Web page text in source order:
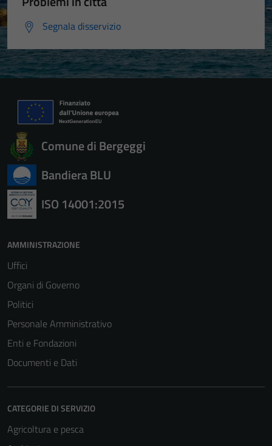
Segnala disservizio
Comune di Bergeggi
Bandiera BLU
ISO 14001:2015
AMMINISTRAZIONE
Uffici
Organi di Governo
Politici
Personale Amministrativo
Enti e Fondazioni
Documenti e Dati
CATEGORIE DI SERVIZIO
Agricoltura e pesca